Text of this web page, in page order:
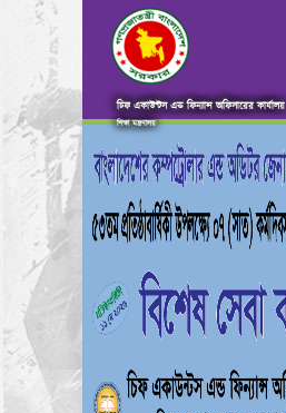
চিফ একাউন্টস এন্ড ফিন্যান্স অফিসারের কার্যালয়
শিক্ষা মন্ত্রণালয়